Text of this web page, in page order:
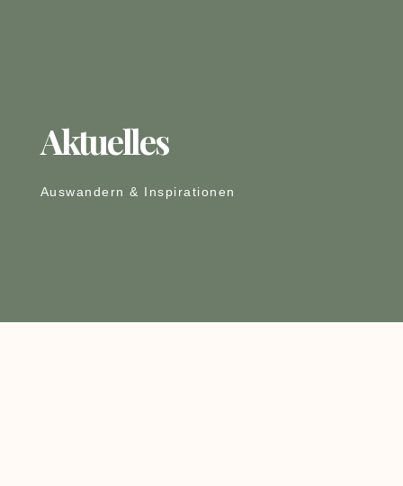
Aktuelles
Auswandern & Inspirationen